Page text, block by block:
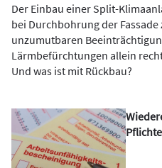
Der Einbau einer Split-
bei Durchbohrung der
unzumutbaren
Lärmbefürchtungen allein
Und was ist mit Rückbau?